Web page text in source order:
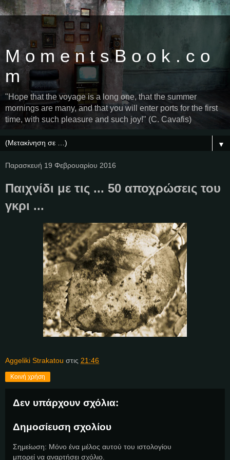
M o m e n t s B o o k . c o
m
"Hope that the voyage is a long one, that the summer
mornings are many, and that you will enter ports for the first
time, with such pleasure and such joy!" (C. Cavafis)
▼
Παρασκευή 19 Φεβρουαρίου 2016
Παιχνίδι με τις ... 50 αποχρώσεις του
γκρι ...
Aggeliki Strakatou στις 21:46
Κοινή χρήση
Δεν υπάρχουν σχόλια:
Δημοσίευση σχολίου
Σημείωση: Μόνο ένα μέλος αυτού του ιστολογίου
μπορεί να αναρτήσει σχόλιο.